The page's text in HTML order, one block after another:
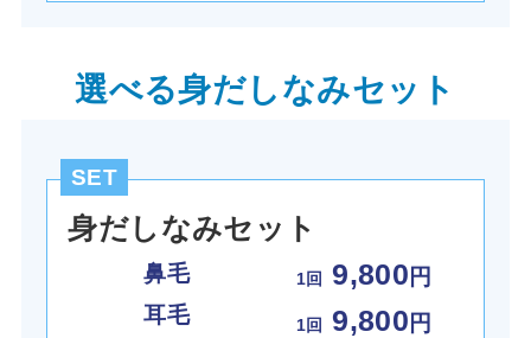
選べる身だしなみセット
SET
身だしなみセット
鼻毛 1回 9,800 円
耳毛
1回 9,800 円